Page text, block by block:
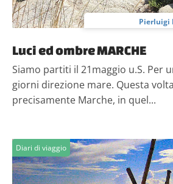
Pierluigi
Luci ed ombre MARCHE
Siamo partiti il 21maggio u.S. Per
giorni direzione mare. Questa
precisamente Marche, in quel...
Diari di viaggio